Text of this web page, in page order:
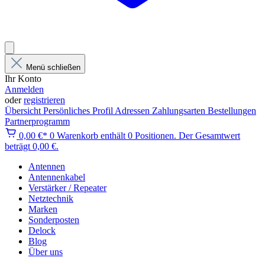
Menü schließen
Ihr Konto
Anmelden
oderregistrieren
Übersicht Persönliches Profil Adressen Zahlungsarten Bestellungen
Partnerprogramm
0,00 €* 0 Warenkorb enthält 0 Positionen. Der Gesamtwert
beträgt 0,00 €.
Antennen
Antennenkabel
Verstärker / Repeater
Netztechnik
Marken
Sonderposten
Delock
Blog
Über uns